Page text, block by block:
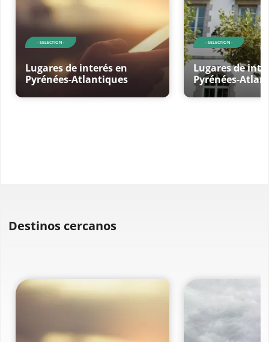
- SELECTION -
Lugares de interés en
Pyrénées-Atlantiques
- SELECTION -
Lugares de
Pyrénées-
Destinos cercanos